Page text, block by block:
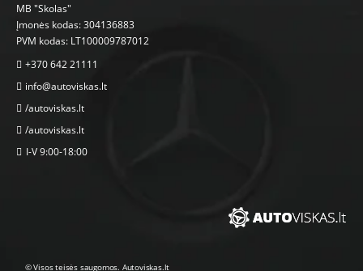
MB "Skolas"
Įmonės kodas: 304136883
PVM kodas: LT100009787012
+370 642 21111
info@autoviskas.lt
/autoviskas.lt
/autoviskas.lt
I-V 9:00-18:00
© Visos teisės saugomos. Autoviskas.lt